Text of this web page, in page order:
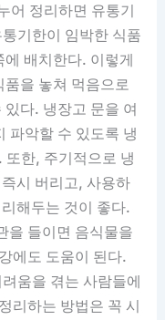
어 정리하면 유통기
기한이 임박한 식품
배치한다. 이렇게
을 놓쳐 먹음으로
다. 냉장고 문을 여
파악할 수 있도록 냉
한, 주기적으로 냉
시 버리고, 사용하
해두는 것이 좋다.
을 들이면 음식물을
에도 도움이 된다.
움을 겪는 사람들에
리하는 방법은 꼭 시